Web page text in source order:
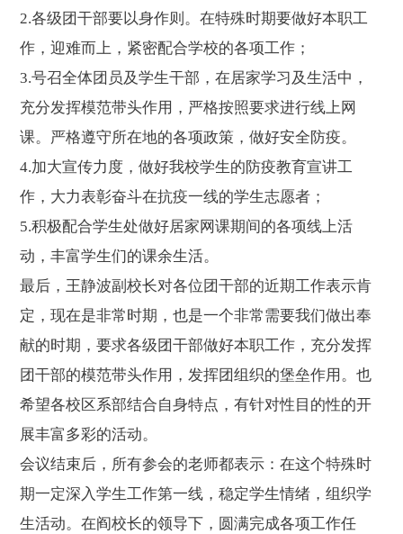
2.各级团干部要以身作则。在特殊时期要做好本职工
作，迎难而上，紧密配合学校的各项工作；
3.号召全体团员及学生干部，在居家学习及生活中，
充分发挥模范带头作用，严格按照要求进行线上网
课。严格遵守所在地的各项政策，做好安全防疫。
4.加大宣传力度，做好我校学生的防疫教育宣讲工
作，大力表彰奋斗在抗疫一线的学生志愿者；
5.积极配合学生处做好居家网课期间的各项线上活
动，丰富学生们的课余生活。
最后，王静波副校长对各位团干部的近期工作表示肯
定，现在是非常时期，也是一个非常需要我们做出奉
献的时期，要求各级团干部做好本职工作，充分发挥
团干部的模范带头作用，发挥团组织的堡垒作用。也
希望各校区系部结合自身特点，有针对性目的性的开
展丰富多彩的活动。
会议结束后，所有参会的老师都表示：在这个特殊时
期一定深入学生工作第一线，稳定学生情绪，组织学
生活动。在阎校长的领导下，圆满完成各项工作任